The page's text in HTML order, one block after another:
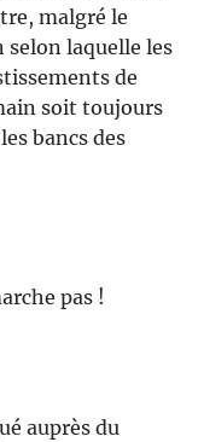
malgré le
laquelle les
de
soit toujours
bancs des
pas !
auprès du